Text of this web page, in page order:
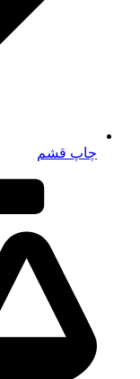
چاپ قشم